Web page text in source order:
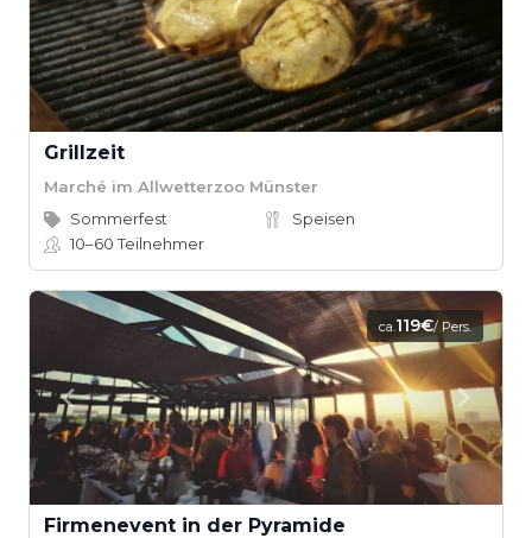
Grillzeit
Marché im Allwetterzoo Münster
Sommerfest
Speisen
10–60Teilnehmer
ca.119€/ Pers.
Firmenevent in der Pyramide